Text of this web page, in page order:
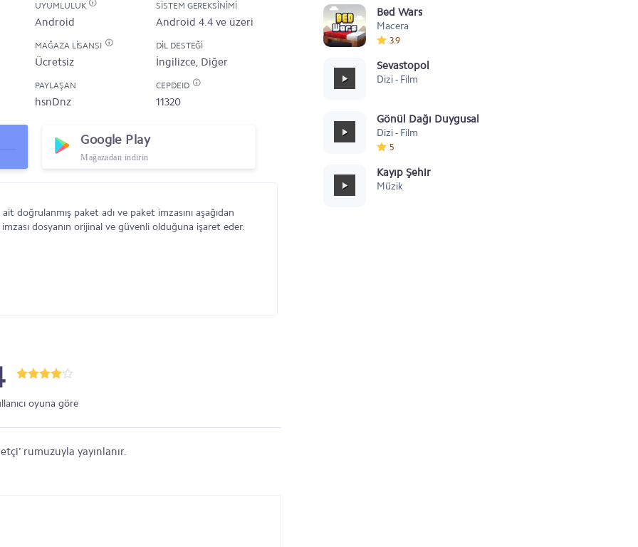
UYUMLULUK
Android
SISTEM GEREKSINIMI
Android 4.4 ve üzeri
MAĞAZA LISANSI
Ücretsiz
DIL DESTEĞI
İngilizce, Diğer
PAYLAŞAN
hsnDnz
CEPDEID
11320
Google Play
Mağazadan indirin
doğrulanmış paket adı ve paket imzasını aşağıdan
dosyanın orijinal ve güvenli olduğuna işaret eder.
Bed Wars
Macera
3.9
Sevastopol
Dizi - Film
Gönül Dağı Duygusal
Dizi - Film
5
Kayıp Şehir
Müzik
oyuna göre
rumuzuyla yayınlanır.